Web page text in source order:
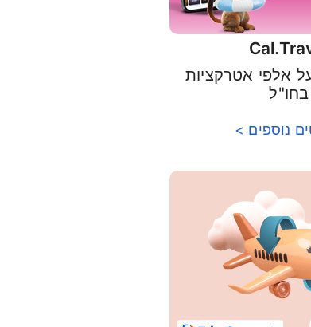
על אלפי אטרקציות
בחו"ל
נוספים >